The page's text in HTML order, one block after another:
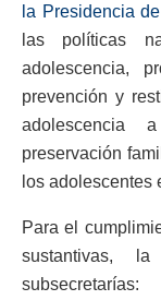
la Presidencia
las políticas
adolescencia,
prevención y
adolescencia
preservación
los adolescentes
Para el
sustantivas,
subsecretarías: